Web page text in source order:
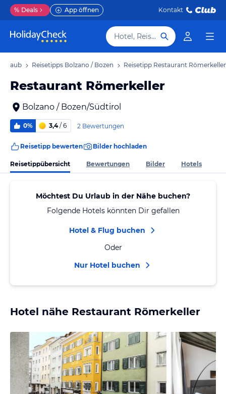
% Deals App öffnen Kontakt
Hotel, Reiseziel
Urlaub Reisetipps Bolzano / Bozen Reisetipp Restaurant Römerkeller
Restaurant Römerkeller
Bolzano / Bozen/Südtirol
0% 3,4/ 6 2 Bewertungen
Reisetipp bewerten Bilder hochladen
Reisetippübersicht Bewertungen Bilder Hotels
Möchtest Du Urlaub in der Nähe buchen?
Folgende Hotels könnten Dir gefallen
Hotel & Flug buchen
Oder
Nur Hotel buchen
Hotel nähe Restaurant Römerkeller